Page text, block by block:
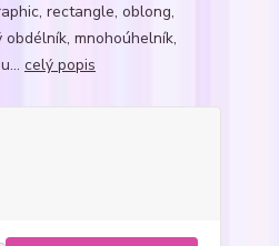
rectangle, oblong,
mnohoúhelník,
celý popis